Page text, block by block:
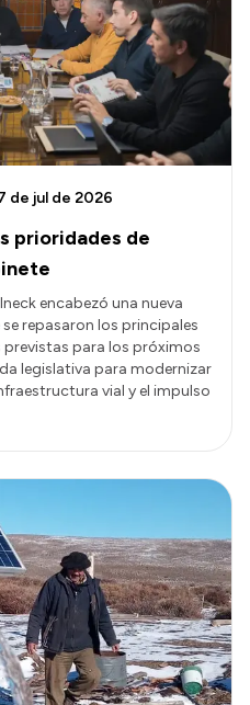
prioridades de
de jul de 2026
encabezó una nueva
repasaron los principales
previstas para los próximos
legislativa para modernizar
vial y el impulso